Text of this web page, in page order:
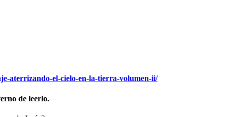
aterrizando-el-cielo-en-la-tierra-volumen-ii/
de leerlo.